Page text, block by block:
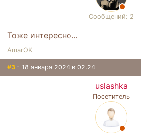
Сообщений: 2
Тоже интересно...
AmarOK
#3 - 18 января 2024 в 02:24
uslashka
Посетитель